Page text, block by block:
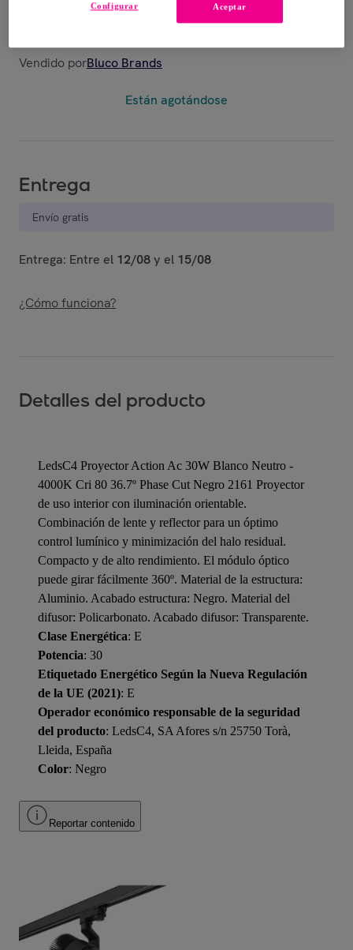
Posible recogida de tu antiguo producto ver condiciones
Vendido porBluco Brands
Están agotándose
Entrega
Envío gratis
Entrega: Entre el 12/08y el 15/08
¿Cómo funciona?
Detalles del producto
LedsC4 Proyector Action Ac 30W Blanco Neutro -
4000K Cri 80 36.7º Phase Cut Negro 2161 Proyector
de uso interior con iluminación orientable.
Combinación de lente y reflector para un óptimo
control lumínico y minimización del halo residual.
Compacto y de alto rendimiento. El módulo óptico
puede girar fácilmente 360º. Material de la estructura:
Aluminio. Acabado estructura: Negro. Material del
difusor: Policarbonato. Acabado difusor: Transparente.
Clase Energética: E
Potencia: 30
Etiquetado Energético Según la Nueva Regulación
de la UE (2021): E
Operador económico responsable de la seguridad
del producto: LedsC4, SA Afores s/n 25750 Torà,
Lleida, España
Color: Negro
Reportar contenido
Aceptar
Configurar